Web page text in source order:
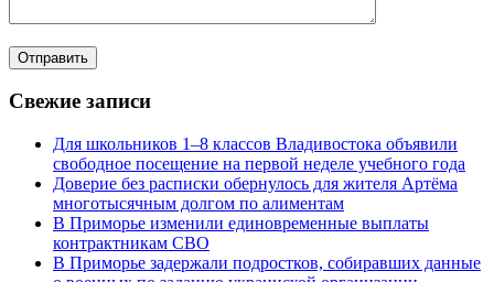
Свежие записи
Для школьников 1–8 классов Владивостока объявили
свободное посещение на первой неделе учебного года
Доверие без расписки обернулось для жителя Артёма
многотысячным долгом по алиментам
В Приморье изменили единовременные выплаты
контрактникам СВО
В Приморье задержали подростков, собиравших данные